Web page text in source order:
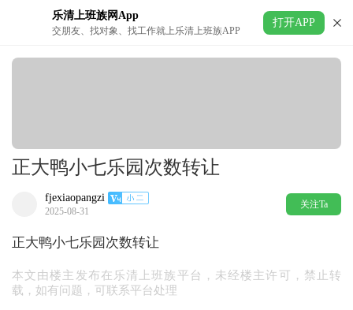
乐清上班族网App
交朋友、找对象、找工作就上乐清上班族APP
打开APP
正大鸭小七乐园次数转让
fjexiaopangzi
2025-08-31
关注Ta
正大鸭小七乐园次数转让
本文由楼主发布在乐清上班族平台，未经楼主许可，禁止转
载，如有问题，可联系平台处理